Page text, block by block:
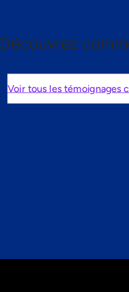
Découvrez
Voir tous les témoignages